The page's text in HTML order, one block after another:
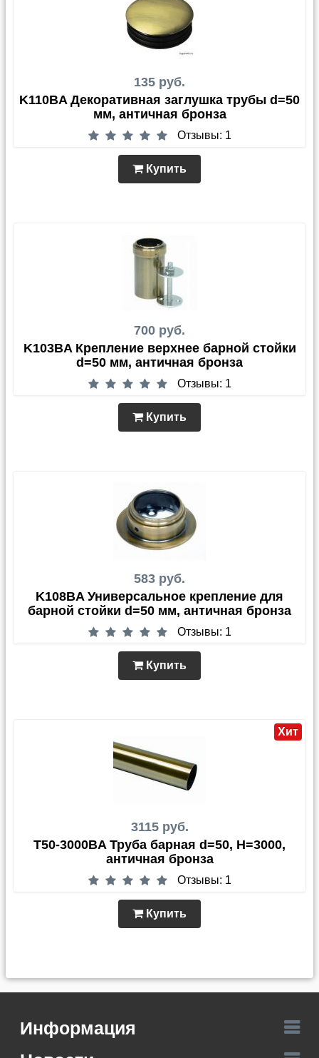
135 руб.
K110BA Декоративная заглушка трубы d=50
мм, античная бронза
Отзывы: 1
Купить
700 руб.
K103BA Крепление верхнее барной стойки
d=50 мм, античная бронза
Отзывы: 1
Купить
583 руб.
K108BA Универсальное крепление для
барной стойки d=50 мм, античная бронза
Отзывы: 1
Купить
3115 руб.
Хит
T50-3000BA Труба барная d=50, Н=3000,
античная бронза
Отзывы: 1
Купить
Информация